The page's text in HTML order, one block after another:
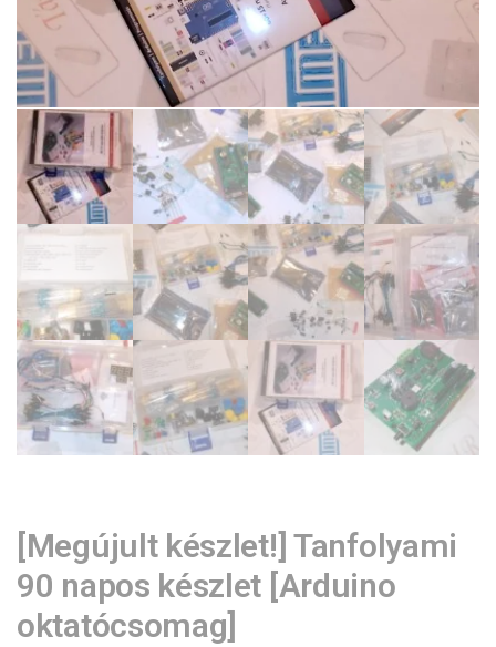
[Megújult készlet!] Tanfolyami
90 napos készlet [Arduino
oktatócsomag]